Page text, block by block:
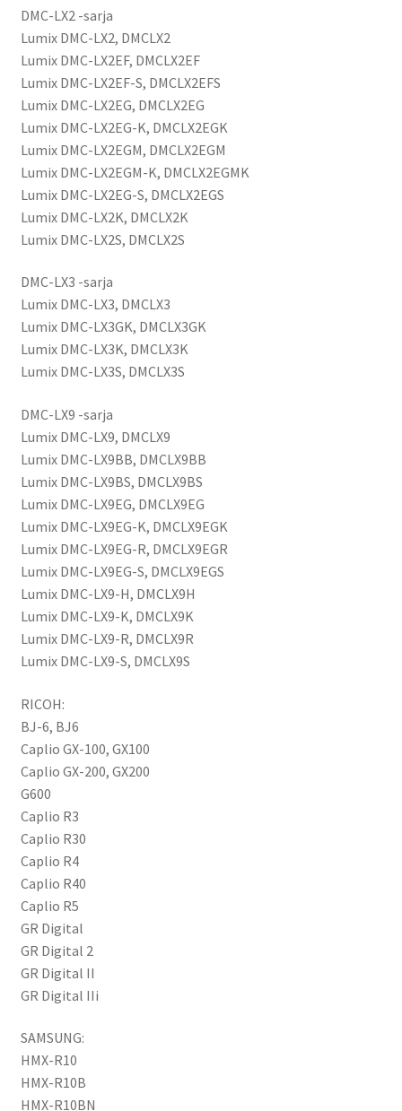
DMC-LX2 -sarja
Lumix DMC-LX2, DMCLX2
Lumix DMC-LX2EF, DMCLX2EF
Lumix DMC-LX2EF-S, DMCLX2EFS
Lumix DMC-LX2EG, DMCLX2EG
Lumix DMC-LX2EG-K, DMCLX2EGK
Lumix DMC-LX2EGM, DMCLX2EGM
Lumix DMC-LX2EGM-K, DMCLX2EGMK
Lumix DMC-LX2EG-S, DMCLX2EGS
Lumix DMC-LX2K, DMCLX2K
Lumix DMC-LX2S, DMCLX2S
DMC-LX3 -sarja
Lumix DMC-LX3, DMCLX3
Lumix DMC-LX3GK, DMCLX3GK
Lumix DMC-LX3K, DMCLX3K
Lumix DMC-LX3S, DMCLX3S
DMC-LX9 -sarja
Lumix DMC-LX9, DMCLX9
Lumix DMC-LX9BB, DMCLX9BB
Lumix DMC-LX9BS, DMCLX9BS
Lumix DMC-LX9EG, DMCLX9EG
Lumix DMC-LX9EG-K, DMCLX9EGK
Lumix DMC-LX9EG-R, DMCLX9EGR
Lumix DMC-LX9EG-S, DMCLX9EGS
Lumix DMC-LX9-H, DMCLX9H
Lumix DMC-LX9-K, DMCLX9K
Lumix DMC-LX9-R, DMCLX9R
Lumix DMC-LX9-S, DMCLX9S
RICOH:
BJ-6, BJ6
Caplio GX-100, GX100
Caplio GX-200, GX200
G600
Caplio R3
Caplio R30
Caplio R4
Caplio R40
Caplio R5
GR Digital
GR Digital 2
GR Digital II
GR Digital IIi
SAMSUNG:
HMX-R10
HMX-R10B
HMX-R10BN